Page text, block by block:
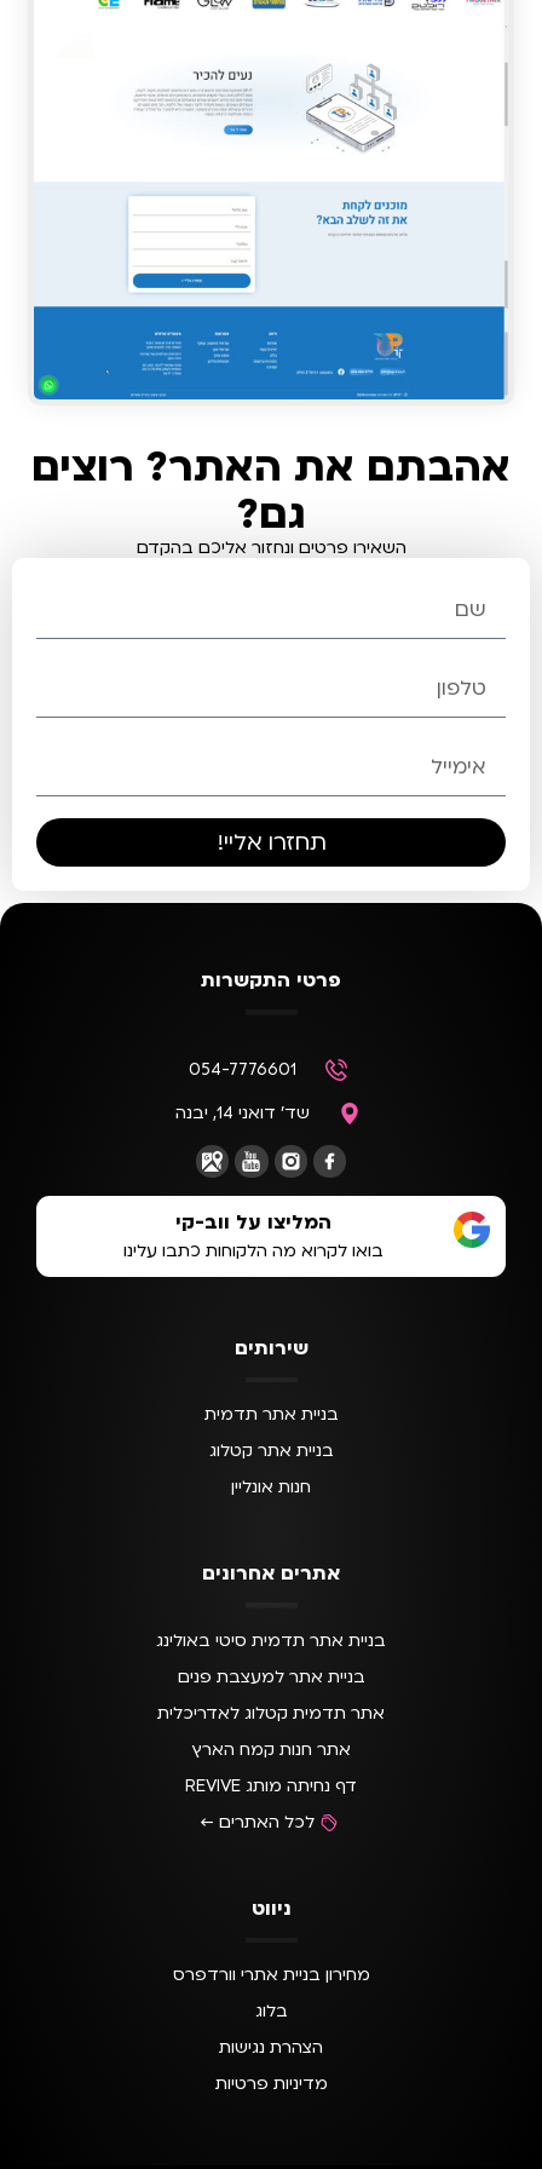
אהבתם את האתר? רוצים
גם?
השאירו פרטים ונחזור אליכם בהקדם
תחזרו אליי!
שירותים
בניית אתר תדמית
בניית אתר קטלוג
חנות אונליין
ניווט
מחירון בניית אתרי וורדפרס
בלוג
הצהרת נגישות
מדיניות פרטיות
אתרים אחרונים
בניית אתר תדמית סיטי באולינג
בניית אתר למעצבת פנים
אתר תדמית קטלוג לאדריכלית
אתר חנות קמח הארץ
דף נחיתה מותג REVIVE
לכל האתרים ←
פרטי התקשרות
054-7776601
שד' דואני 14, יבנה
המליצו על ווב-קי
בואו לקרוא מה הלקוחות כתבו עלינו